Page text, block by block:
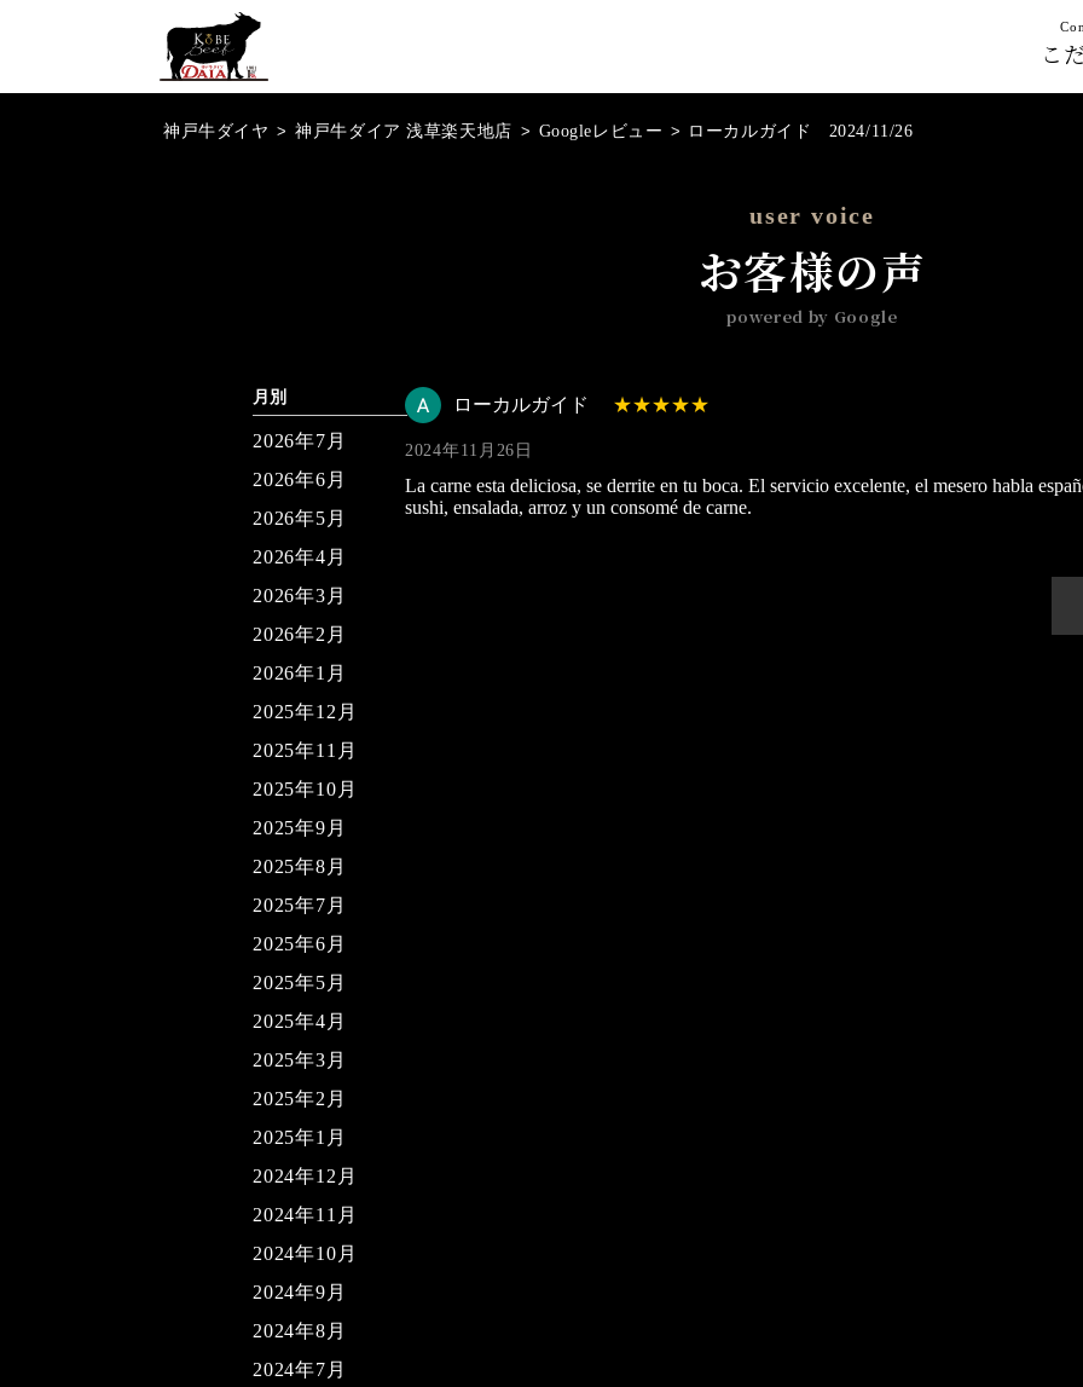
こ
神戸牛ダイヤ > 神戸牛ダイア 浅草楽天地店 > Googleレビュー > ローカルガイド 2024/11/26
user voice
お客様の声
powered by Google
ローカルガイド
2024年11月26日
La carne esta deliciosa, se derrite en tu boca. El servicio excelente, el mesero habla
sushi, ensalada, arroz y un consomé de carne.
月別
2026年7月
2026年6月
2026年5月
2026年4月
2026年3月
2026年2月
2026年1月
2025年12月
2025年11月
2025年10月
2025年9月
2025年8月
2025年7月
2025年6月
2025年5月
2025年4月
2025年3月
2025年2月
2025年1月
2024年12月
2024年11月
2024年10月
2024年9月
2024年8月
2024年7月